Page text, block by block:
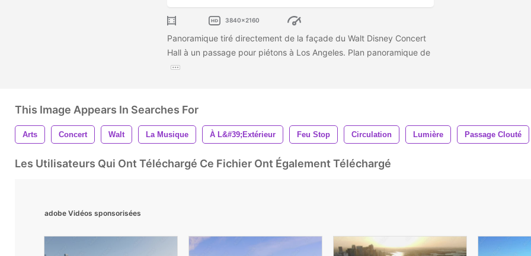
3840x2160
Panoramique tiré directement de la façade du Walt Disney Concert
Hall à un passage pour piétons à Los Angeles. Plan panoramique de
This Image Appears In Searches For
Arts Concert Walt La Musique À L&#39;extérieur Feu Stop Circulation Lumière Passage Clouté
Les Utilisateurs Qui Ont Téléchargé Ce Fichier Ont Également Téléchargé
adobe Vidéos sponsorisées